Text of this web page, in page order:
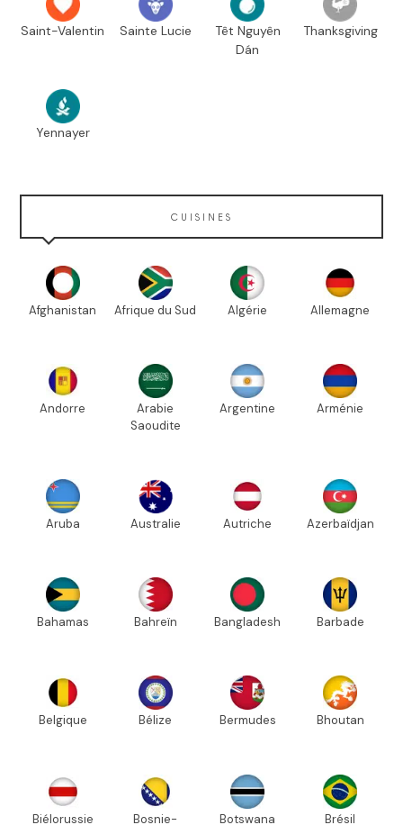
Saint-Valentin Sainte Lucie
Têt Nguyên
Dán
Thanksgiving
Yennayer
CUISINES
Afghanistan Afrique du Sud Algérie Allemagne
Andorre
Arabie
Saoudite
Argentine Arménie
Aruba Australie Autriche Azerbaïdjan
Bahamas Bahreïn Bangladesh Barbade
Belgique Bélize Bermudes Bhoutan
Biélorussie
Bosnie-
Botswana Brésil